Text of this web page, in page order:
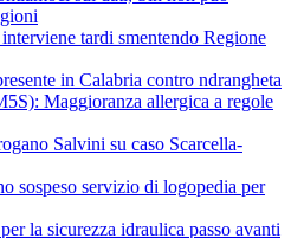
tardi smentendo Regione
in Calabria contro ndrangheta
Maggioranza allergica a regole
Salvini su caso Scarcella-
sospeso servizio di logopedia per
la sicurezza idraulica passo avanti